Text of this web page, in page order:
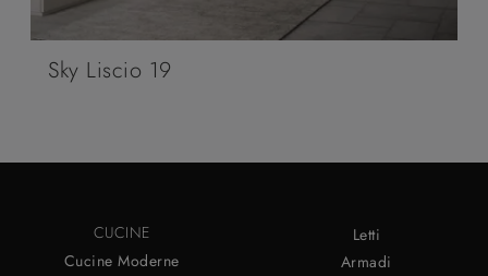
Sky Liscio 19
CUCINE
Cucine Moderne
Letti
Armadi